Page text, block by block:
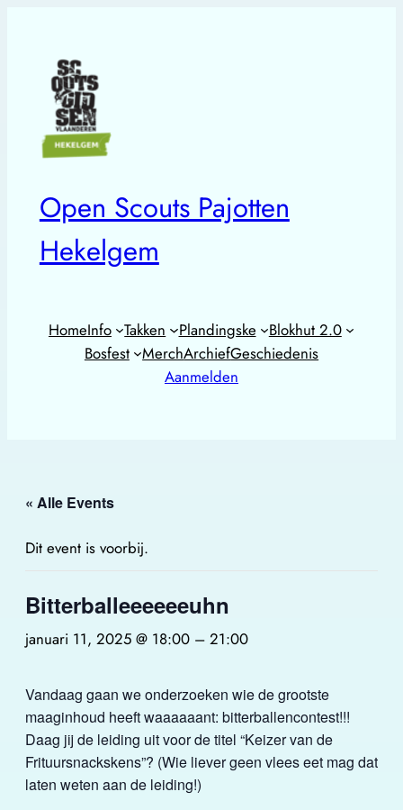
Open Scouts Pajotten
Hekelgem
HomeInfo Takken Plandingske
Blokhut 2.0
Bosfest MerchArchiefGeschiedenis
Aanmelden
« Alle Events
Dit event is voorbij.
Bitterballeeeeeeuhn
januari 11, 2025 @ 18:00 – 21:00
Vandaag gaan we onderzoeken wie de grootste
maaginhoud heeft waaaaaant: bitterballencontest!!!
Daag jij de leiding uit voor de titel “Keizer van de
Frituursnackskens”? (Wie liever geen vlees eet mag dat
laten weten aan de leiding!)